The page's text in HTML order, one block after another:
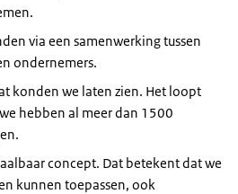
via een samenwerking tussen
ondernemers.
konden we laten zien. Het loopt
hebben al meer dan 1500
concept. Dat betekent dat we
kunnen toepassen, ook